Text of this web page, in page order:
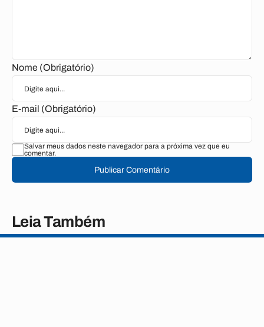
Nome (Obrigatório)
E-mail (Obrigatório)
Salvar meus dados neste navegador para a próxima vez que eu
comentar.
Publicar Comentário
Leia Também